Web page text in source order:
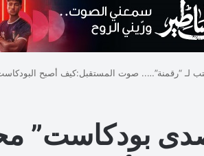
“رقمنة”….. صوت المستقبل:كيف أصبح البودكاست
بودكاست”